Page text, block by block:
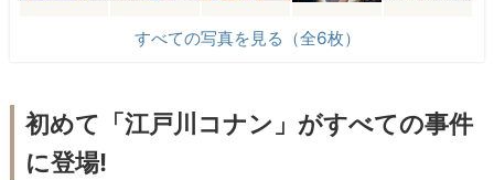
すべての写真を見る（全6枚）
初めて「江戸川コナン」がすべての事件
に登場!